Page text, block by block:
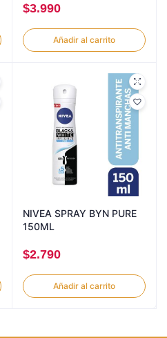
$3.990
Añadir al carrito
NIVEA SPRAY BYN PURE
150ML
$2.790
Añadir al carrito